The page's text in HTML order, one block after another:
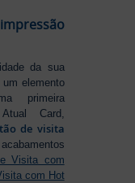
da sua
elemento
primeira
Card,
de visita
Visita com
com Hot